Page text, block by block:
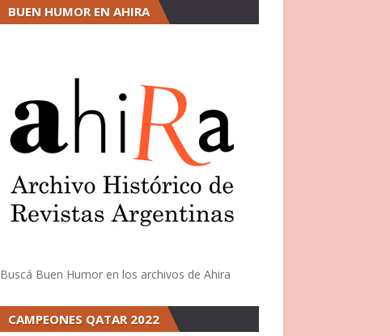
BUEN HUMOR EN AHIRA
Buscá Buen Humor en los archivos de Ahira
CAMPEONES QATAR 2022